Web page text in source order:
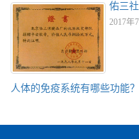
佑三
2017年
人体的免疫系统有哪些功能？